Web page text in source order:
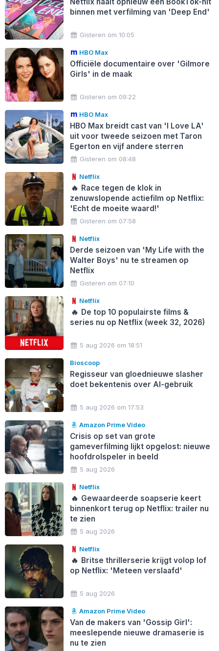
Netflix haalt opnieuw een BookTok-hit
binnen met verfilming van 'Deep End'
Gisteren om 10:05
HBO Max
Officiële documentaire over 'Gilmore
Girls' in de maak
Gisteren om 09:22
HBO Max
HBO Max breidt cast van 'I Love LA'
uit voor tweede seizoen met Taron
Egerton en vijf andere sterren
Gisteren om 08:48
Netflix
🔥 Race tegen de klok in
zenuwslopende actiefilm op Netflix:
'Echt de moeite waard!'
Gisteren om 07:58
Netflix
Derde seizoen van 'My Life with the
Walter Boys' nu te streamen op
Netflix
Gisteren om 07:10
Netflix
🔥 De top 10 populairste films &
series nu op Netflix (week 32, 2026)
5 aug 2026 om 18:51
Bioscoop
Regisseur van gloednieuwe slasher
doet bekentenis over AI-gebruik
5 aug 2026 om 17:53
Amazon Prime Video
Crisis op set van grote
gameverfilming lijkt opgelost: nieuwe
hoofdrolspeler in beeld
5 aug 2026
Netflix
🔥 Gewaardeerde soapserie keert
binnenkort terug op Netflix: trailer nu
te zien
5 aug 2026
Netflix
🔥 Britse thrillerserie krijgt volop lof
op Netflix: 'Meteen verslaafd'
5 aug 2026
Amazon Prime Video
Van de makers van 'Gossip Girl':
meeslepende nieuwe dramaserie is
nu te zien